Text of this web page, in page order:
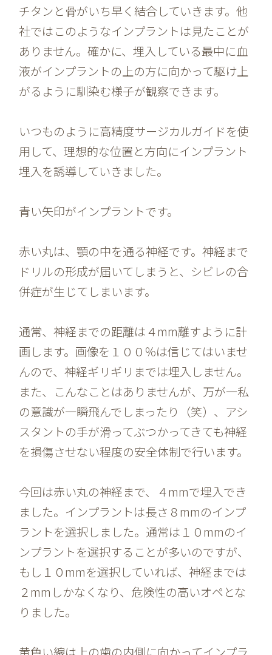
チタンと骨がいち早く結合していきます。他
社ではこのようなインプラントは見たことが
ありません。確かに、埋入している最中に血
液がインプラントの上の方に向かって駆け上
がるように馴染む様子が観察できます。
いつものように高精度サージカルガイドを使
用して、理想的な位置と方向にインプラント
埋入を誘導していきました。
青い矢印がインプラントです。
赤い丸は、顎の中を通る神経です。神経まで
ドリルの形成が届いてしまうと、シビレの合
併症が生じてしまいます。
通常、神経までの距離は４mm離すように計
画します。画像を１００％は信じてはいませ
んので、神経ギリギリまでは埋入しません。
また、こんなことはありませんが、万が一私
の意識が一瞬飛んでしまったり（笑）、アシ
スタントの手が滑ってぶつかってきても神経
を損傷させない程度の安全体制で行います。
今回は赤い丸の神経まで、４mmで埋入でき
ました。インプラントは長さ８mmのインプ
ラントを選択しました。通常は１０mmのイ
ンプラントを選択することが多いのですが、
もし１０mmを選択していれば、神経までは
２mmしかなくなり、危険性の高いオペとな
りました。